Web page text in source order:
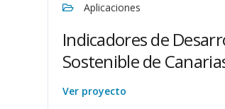
Aplicaciones
Indicadores de
Sostenible de
Ver proyecto